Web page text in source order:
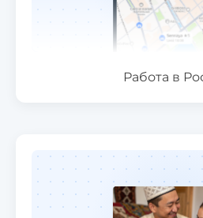
Работа в